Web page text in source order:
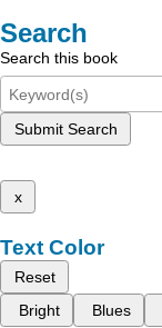
Search
Search this book
Submit Search
x
Text Color
Reset
Bright
Blues